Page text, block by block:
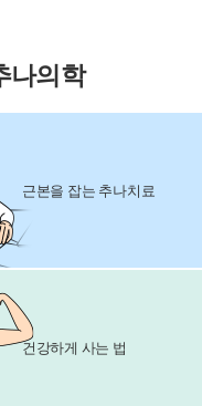
나의학
근본을 잡는 추나치료
건강하게 사는 법